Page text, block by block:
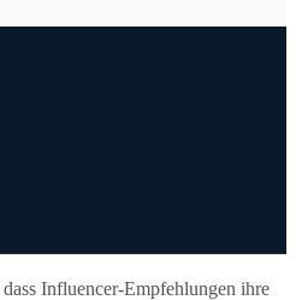
Influencer-Empfehlungen ihre